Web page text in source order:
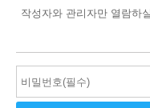
작성자와 관리자만 열람하